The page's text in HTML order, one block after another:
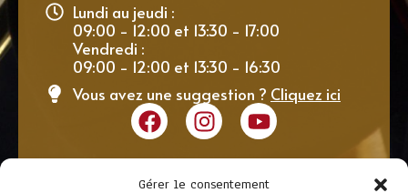
Gérer le consentement
Lundi au jeudi :
09:00 - 12:00 et 13:30 - 17:00
Vendredi :
09:00 - 12:00 et 13:30 - 16:30
Vous avez une suggestion ? Cliquez ici